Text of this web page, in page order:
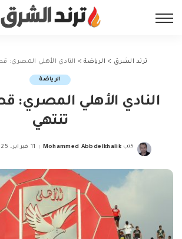
ترند الشرق > الرياضة> النادي الأهلي المصري:
الرياضة
النادي الأهلي المصري:
تنتهي
Posted
كتب Mohammed Abbdelkhalik 11 فبراير، 2025